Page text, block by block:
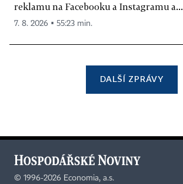
reklamu na Facebooku a Instagramu a...
7. 8. 2026 ▪ 55:23 min.
DALŠÍ ZPRÁVY
© 1996-2026 Economia, a.s.